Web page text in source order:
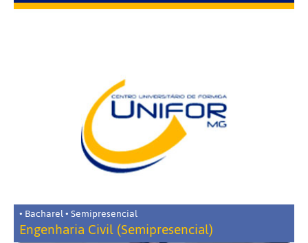
• Bacharel • Semipresencial
Engenharia Civil (Semipresencial)